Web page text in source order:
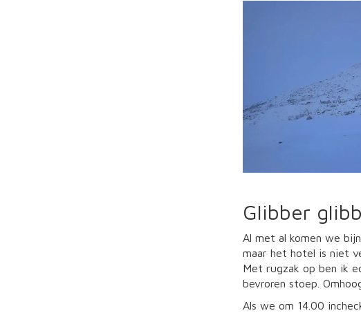
Glibber
Al met al komen we
maar het hotel is niet
Met rugzak op ben ik
bevroren stoep.
Als we om 14.00